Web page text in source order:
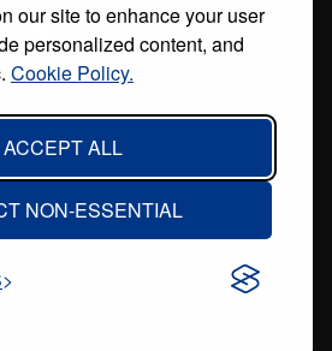
our site to enhance your user
personalized content, and
Cookie Policy.
ACCEPT ALL
NON-ESSENTIAL